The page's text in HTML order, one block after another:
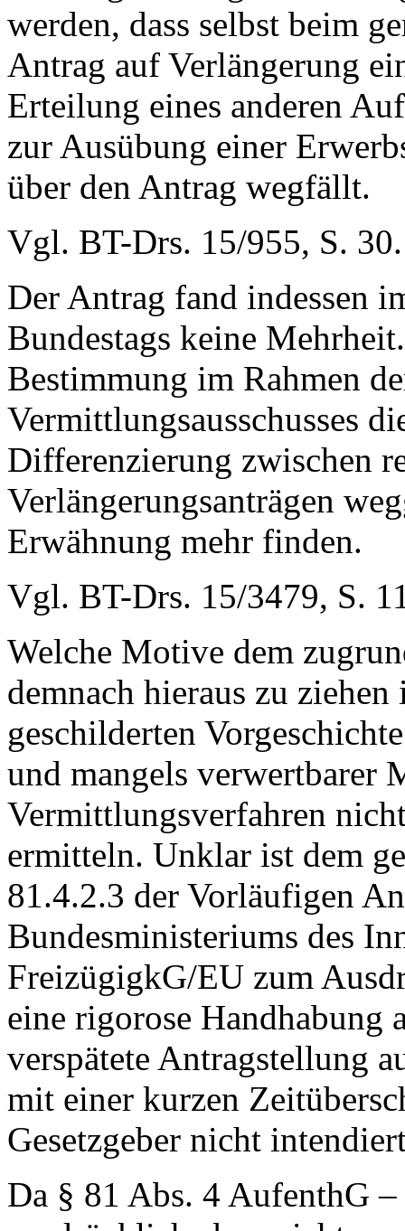
werden, dass selbst beim
Antrag auf Verlängerung
Erteilung eines anderen
zur Ausübung einer
über den Antrag wegfällt.
Vgl. BT-Drs. 15/955, S. 30.
Der Antrag fand indessen
Bundestags keine
Bestimmung im Rahmen
Vermittlungsausschusses
Differenzierung zwischen
Verlängerungsanträgen
Erwähnung mehr finden.
Vgl. BT-Drs. 15/3479, S.
Welche Motive dem
demnach hieraus zu ziehen
geschilderten
und mangels verwertbarer
Vermittlungsverfahren
ermitteln. Unklar ist dem
81.4.2.3 der Vorläufigen
Bundesministeriums des
FreizügigkG/EU zum
eine rigorose Handhabung
verspätete Antragstellung
mit einer kurzen
Gesetzgeber nicht
Da § 81 Abs. 4 AufenthG